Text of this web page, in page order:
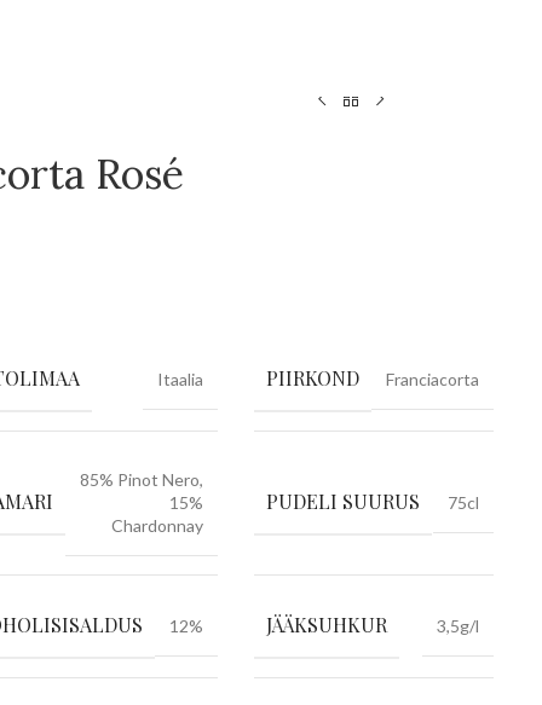
Rosé
Itaalia PIIRKOND Franciacorta
85% Pinot Nero,
15%
Chardonnay
PUDELI SUURUS 75cl
12% JÄÄKSUHKUR 3,5g/l